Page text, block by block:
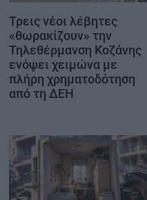
Τρεις νέοι λέβητες
«θωρακίζουν» την
Τηλεθέρμανση Κοζάνης
ενόψει χειμώνα με
πλήρη χρηματοδότηση
από τη ΔΕΗ